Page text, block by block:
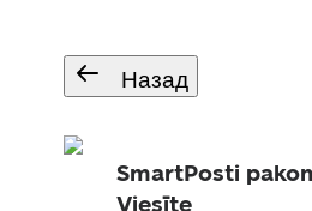
Назад
SmartPosti
Viesīte